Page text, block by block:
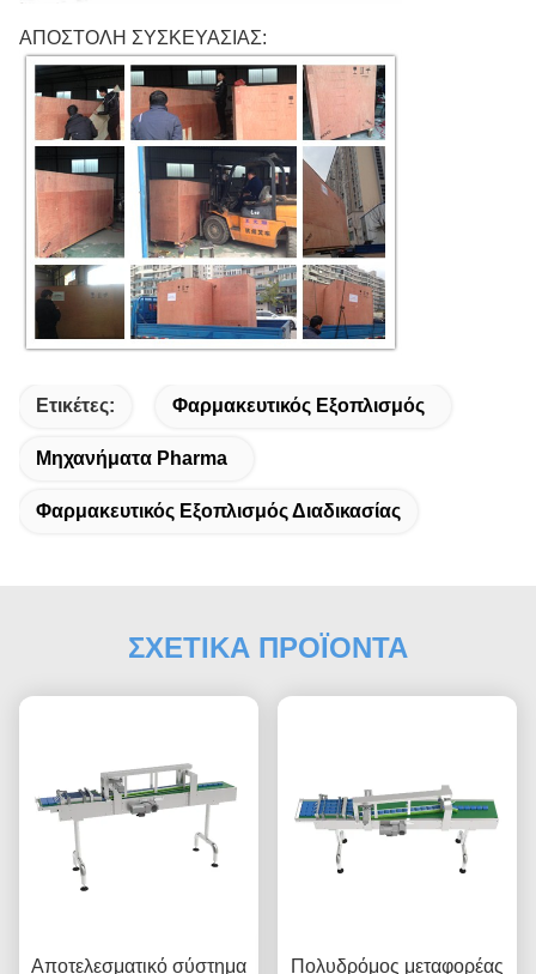
ΑΠΟΣΤΟΛΗ ΣΥΣΚΕΥΑΣΙΑΣ:
Ετικέτες: Φαρμακευτικός Εξοπλισμός
Μηχανήματα Pharma
Φαρμακευτικός Εξοπλισμός Διαδικασίας
ΣΧΕΤΙΚΑ ΠΡΟΪΟΝΤΑ
Αποτελεσματικό σύστημα
Πολυδρόμος μεταφορέας